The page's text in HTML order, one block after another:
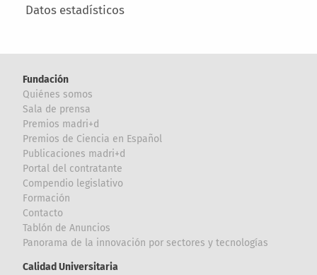
Datos estadísticos
Fundación
Quiénes somos
Sala de prensa
Premios madri+d
Premios de Ciencia en Español
Publicaciones madri+d
Portal del contratante
Compendio legislativo
Formación
Contacto
Tablón de Anuncios
Panorama de la innovación por sectores y tecnologías
Calidad Universitaria